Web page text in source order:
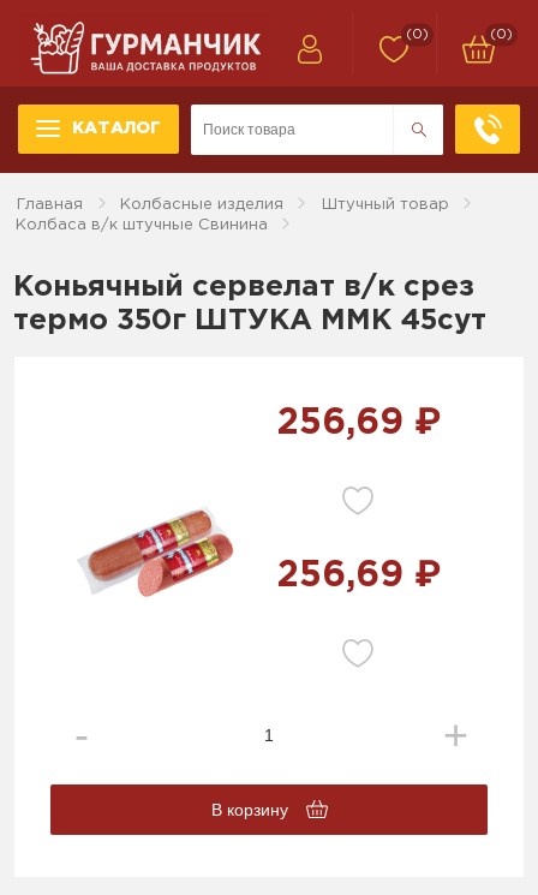
КАТАЛОГ
(0) (0)
Главная Колбасные изделия
Штучный товар
Колбаса в/к штучные Свинина
Коньячный сервелат в/к срез
термо 350г ШТУКА ММК 45сут
256,69 ₽
256,69 ₽
В корзину